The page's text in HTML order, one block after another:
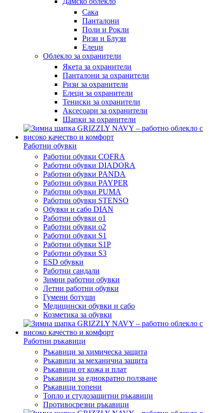
Сака
Панталони
Поли и Рокли
Ризи и Блузи
Елеци
Облекло за охранители
Якета за охранители
Панталони за охранители
Ризи за охранители
Елеци за охранители
Тениски за охранители
Аксесоари за охранители
Шапки за охранители
Работни обувки
Работни обувки COFRA
Работни обувки DIADORA
Работни обувки PANDA
Работни обувки PAYPER
Работни обувки PUMA
Работни обувки STENSO
Обувки и сабо DIAN
Работни обувки o1
Работни обувки o2
Работни обувки S1
Работни обувки S1P
Работни обувки S3
ESD обувки
Работни сандали
Зимни работни обувки
Летни работни обувки
Гумени ботуши
Медицински обувки и сабо
Козметика за обувки
Работни ръкавици
Ръкавици за химическа защита
Ръкавици за механична защита
Ръкавици от кожа и плат
Ръкавици за еднократно ползване
Ръкавици топени
Топло и студозащитни ръкавици
Противосрезни ръкавици